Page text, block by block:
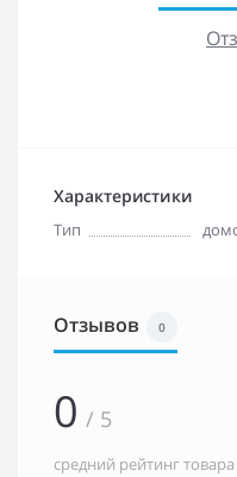
Характеристики
Тип
Отзывов 0
0 / 5
средний рейтинг товара